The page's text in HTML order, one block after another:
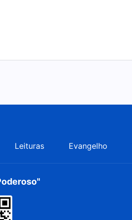
Leituras Evangelho